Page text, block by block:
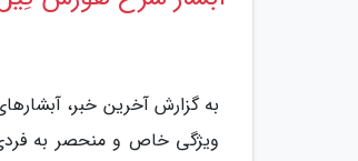
به گزارش آخرین خبر،
ویژگی خاص و منحصر به